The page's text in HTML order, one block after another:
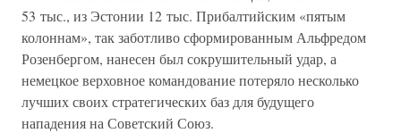
53 тыс., из Эстонии 12 тыс. Прибалтийским «пятым
колоннам», так заботливо сформированным Альфредом
Розенбергом, нанесен был сокрушительный удар, а
немецкое верховное командование потеряло несколько
лучших своих стратегических баз для будущего
нападения на Советский Союз.